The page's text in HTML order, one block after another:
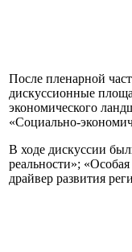
После пленарной
дискуссионные
экономического
«Социально-
В ходе дискуссии
реальности»;
драйвер развития